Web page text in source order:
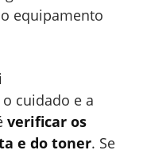
equipamento
cuidado e a
verificar os
e do toner. Se